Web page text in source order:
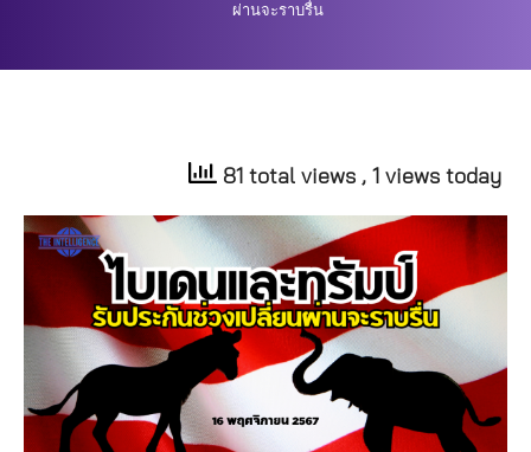
ผ่านจะราบรื่น
81 total views , 1 views today